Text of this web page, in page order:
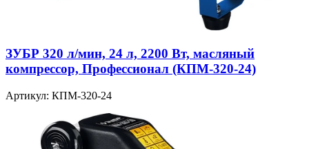
ЗУБР 320 л/мин, 24 л, 2200 Вт, масляный
компрессор, Профессионал (КПМ-320-24)
Артикул: КПМ-320-24